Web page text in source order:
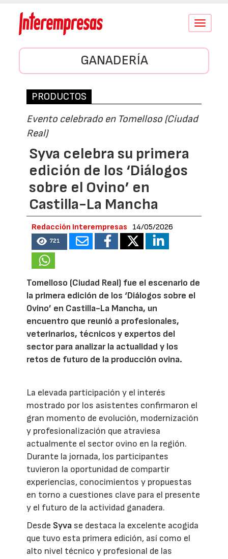
Conmutar
GANADERÍA
PRODUCTOS
Evento celebrado en Tomelloso (Ciudad
Real)
Syva celebra su primera
edición de los ‘Diálogos
sobre el Ovino’ en
Castilla-La Mancha
Redacción Interempresas 14/05/2026
721
Tomelloso (Ciudad Real) fue el escenario de
la primera edición de los ‘Diálogos sobre el
Ovino’ en Castilla-La Mancha, un
encuentro que reunió a profesionales,
veterinarios, técnicos y expertos del
sector para analizar la actualidad y los
retos de futuro de la producción ovina.
La elevada participación y el interés
mostrado por los asistentes confirmaron el
gran momento de evolución, modernización
y profesionalización que atraviesa
actualmente el sector ovino en la región.
Durante la jornada, los participantes
tuvieron la oportunidad de compartir
experiencias, conocimientos y propuestas
en torno a cuestiones clave para el presente
y el futuro de la actividad ganadera.
Desde Syva se destaca la excelente acogida
que tuvo esta primera edición, así como el
alto nivel técnico y profesional de las